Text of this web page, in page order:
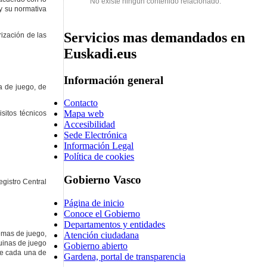
su normativa
de las
de juego, de
técnicos
Central
de juego,
de juego
cada una de
Servicios mas demandados en
Euskadi.eus
Información general
Contacto
Mapa web
Accesibilidad
Sede Electrónica
Información Legal
Política de cookies
Gobierno Vasco
Página de inicio
Conoce el Gobierno
Departamentos y entidades
Atención ciudadana
Gobierno abierto
Gardena, portal de transparencia